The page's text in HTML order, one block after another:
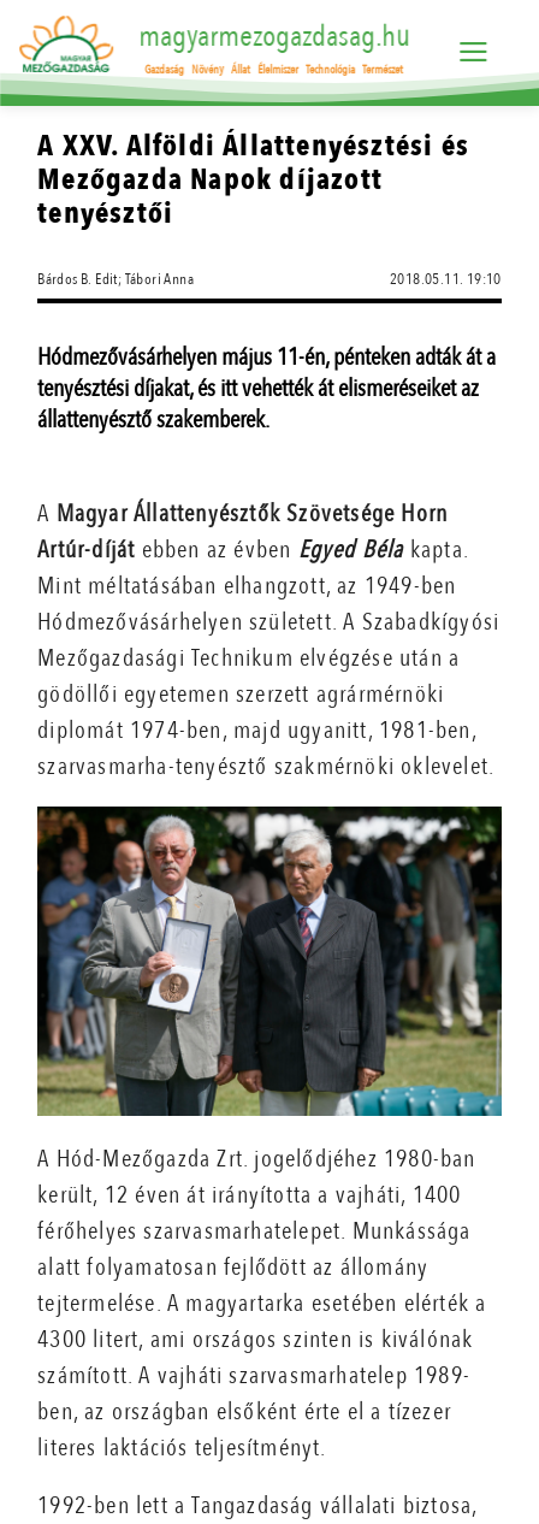
magyarmezogazdasag.hu
Gazdaság Növény Állat Élelmiszer Technológia Természet
A XXV. Alföldi Állattenyésztési és
Mezőgazda Napok díjazott
tenyésztői
Bárdos B. Edit; Tábori Anna 2018.05.11. 19:10
Hódmezővásárhelyen május 11-én, pénteken adták át a
tenyésztési díjakat, és itt vehették át elismeréseiket az
állattenyésztő szakemberek.
A Magyar Állattenyésztők Szövetsége Horn
Artúr-díját ebben az évben Egyed Bélakapta.
Mint méltatásában elhangzott, az 1949-ben
Hódmezővásárhelyen született. A Szabadkígyósi
Mezőgazdasági Technikum elvégzése után a
gödöllői egyetemen szerzett agrármérnöki
diplomát 1974-ben, majd ugyanitt, 1981-ben,
szarvasmarha-tenyésztő szakmérnöki oklevelet.
A Hód-Mezőgazda Zrt. jogelődjéhez 1980-ban
került, 12 éven át irányította a vajháti, 1400
férőhelyes szarvasmarhatelepet. Munkássága
alatt folyamatosan fejlődött az állomány
tejtermelése. A magyartarka esetében elérték a
4300 litert, ami országos szinten is kiválónak
számított. A vajháti szarvasmarhatelep 1989-
ben, az országban elsőként érte el a tízezer
literes laktációs teljesítményt.
1992-ben lett a Tangazdaság vállalati biztosa,